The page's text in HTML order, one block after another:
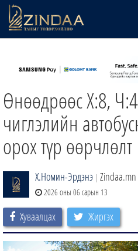
ТВ8
ӨГЛӨӨНИЙ СОНИН
АУДИО ЗОХИОЛ
Өнөөдрөөс Х:8,
чиглэлийн
орох түр өөрчлөлт
Х.Номин-Эрдэнэ | Zindaa.mn
2026 оны 06 сарын 13
Хуваалцах Жиргэх